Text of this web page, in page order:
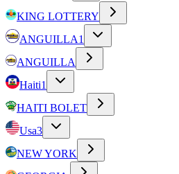
KING LOTTERY
ANGUILLA1
ANGUILLA
Haiti1
HAITI BOLET
Usa3
NEW YORK